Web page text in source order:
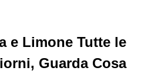
e Limone Tutte le
Guarda Cosa